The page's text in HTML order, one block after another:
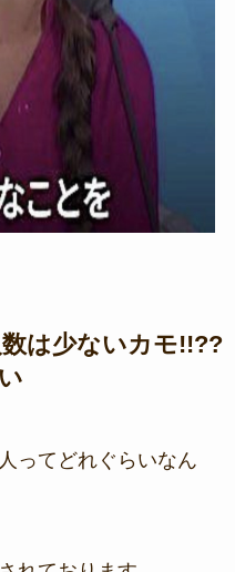
は少ないカモ!!??
ってどれぐらいなん